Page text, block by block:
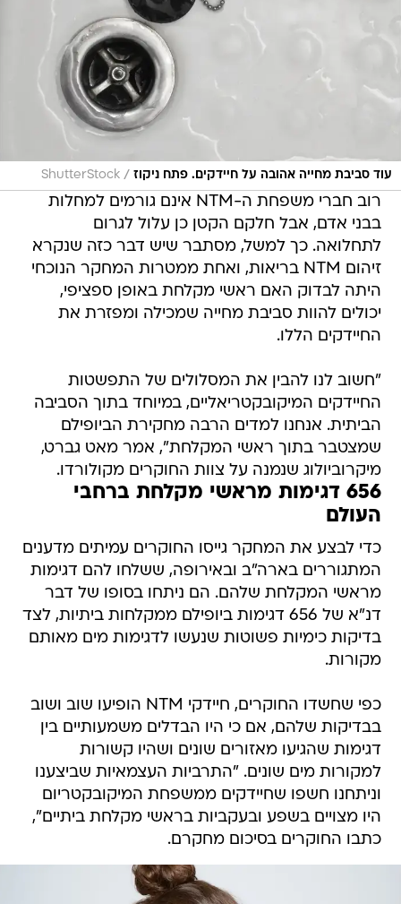
עוד סביבת מחייה אהובה על חיידקים. פתח ניקוז /
ShutterStock
רוב חברי משפחת ה-NTM אינם גורמים למחלות
בבני אדם, אבל חלקם הקטן כן עלול לגרום
לתחלואה. כך למשל, מסתבר שיש דבר כזה שנקרא
זיהום NTM בריאות, ואחת ממטרות המחקר הנוכחי
היתה לבדוק האם ראשי מקלחת באופן ספציפי,
יכולים להוות סביבת מחייה שמכילה ומפזרת את
החיידקים הללו.
"חשוב לנו להבין את המסלולים של התפשטות
החיידקים המיקובקטריאליים, במיוחד בתוך הסביבה
הביתית. אנחנו למדים הרבה מחקירת הביופילם
שמצטבר בתוך ראשי המקלחת", אמר מאט גברט,
מיקרוביולוג שנמנה על צוות החוקרים מקולורדו.
656 דגימות מראשי מקלחת ברחבי
העולם
כדי לבצע את המחקר גייסו החוקרים עמיתים מדענים
המתגוררים בארה"ב ובאירופה, ששלחו להם דגימות
מראשי המקלחת שלהם. הם ניתחו בסופו של דבר
דנ"א של 656 דגימות ביופילם ממקלחות ביתיות, לצד
בדיקות כימיות פשוטות שנעשו לדגימות מים מאותם
מקורות.
כפי שחשדו החוקרים, חיידקי NTM הופיעו שוב ושוב
בבדיקות שלהם, אם כי היו הבדלים משמעותיים בין
דגימות שהגיעו מאזורים שונים ושהיו קשורות
למקורות מים שונים. "התרביות העצמאיות שביצענו
וניתחנו חשפו שחיידקים ממשפחת המיקובקטריום
היו מצויים בשפע ובעקביות בראשי מקלחת ביתיים",
כתבו החוקרים בסיכום מחקרם.